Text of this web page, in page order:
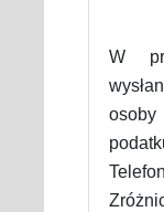
W
osoby